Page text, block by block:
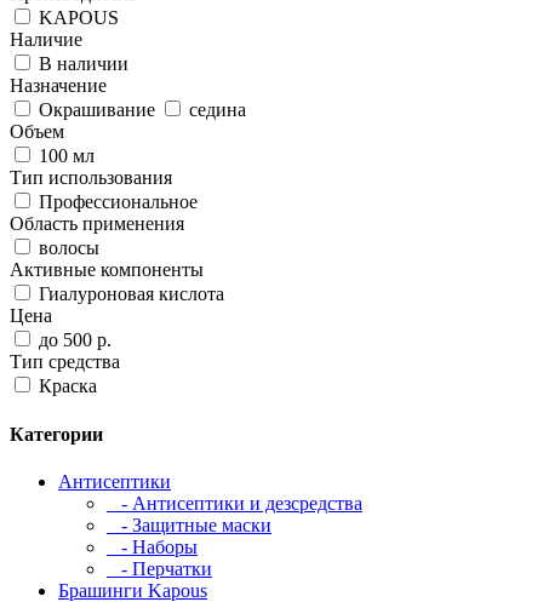
KAPOUS
Наличие
В наличии
Назначение
Окрашивание
седина
Объем
100 мл
Тип использования
Профессиональное
Область применения
волосы
Активные компоненты
Гиалуроновая кислота
Цена
до 500 р.
Тип средства
Краска
Категории
Антисептики
- Антисептики и дезсредства
- Защитные маски
- Наборы
- Перчатки
Брашинги Kapous